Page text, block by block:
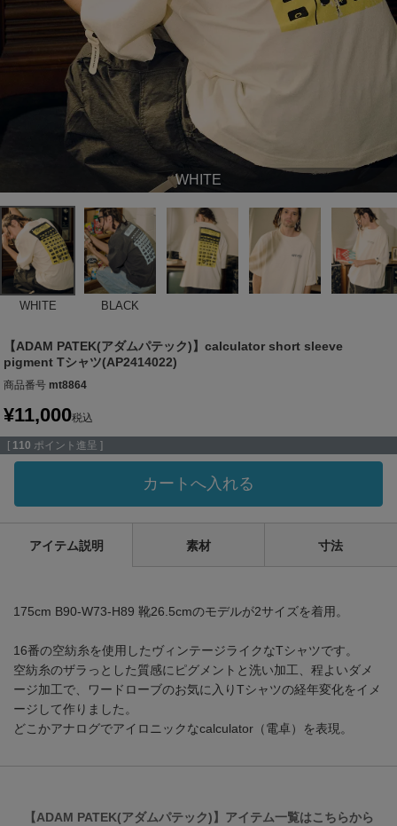
WHITE
WHITE BLACK
【ADAM PATEK(アダムパテック)】calculator short sleeve
pigment Tシャツ(AP2414022)
商品番号 mt8864
¥11,000税込
[ 110 ポイント進呈 ]
カートへ入れる
アイテム説明 素材 寸法
175cm B90-W73-H89 靴26.5cmのモデルが2サイズを着用。
16番の空紡糸を使用したヴィンテージライクなTシャツです。
空紡糸のザラっとした質感にピグメントと洗い加工、程よいダメ
ージ加工で、ワードローブのお気に入りTシャツの経年変化をイメ
ージして作りました。
どこかアナログでアイロニックなcalculator（電卓）を表現。
【ADAM PATEK(アダムパテック)】アイテム一覧はこちらから